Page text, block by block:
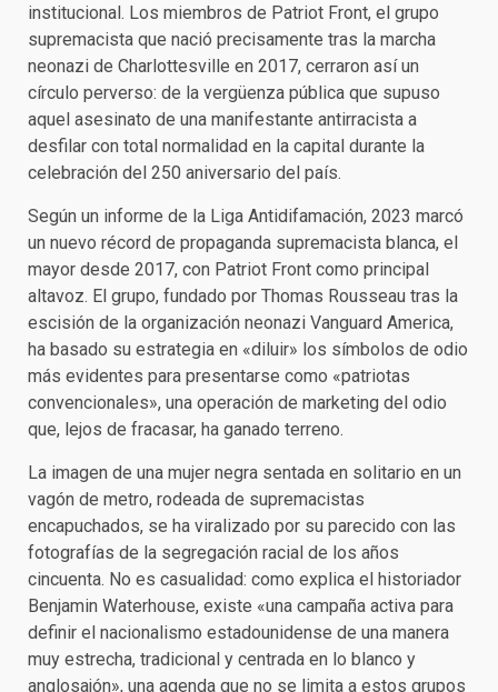
institucional. Los miembros de Patriot Front, el grupo
supremacista que nació precisamente tras la marcha
neonazi de Charlottesville en 2017, cerraron así un
círculo perverso: de la vergüenza pública que supuso
aquel asesinato de una manifestante antirracista a
desfilar con total normalidad en la capital durante la
celebración del 250 aniversario del país.
Según un informe de la Liga Antidifamación, 2023 marcó
un nuevo récord de propaganda supremacista blanca, el
mayor desde 2017, con Patriot Front como principal
altavoz. El grupo, fundado por Thomas Rousseau tras la
escisión de la organización neonazi Vanguard America,
ha basado su estrategia en «diluir» los símbolos de odio
más evidentes para presentarse como «patriotas
convencionales», una operación de marketing del odio
que, lejos de fracasar, ha ganado terreno.
La imagen de una mujer negra sentada en solitario en un
vagón de metro, rodeada de supremacistas
encapuchados, se ha viralizado por su parecido con las
fotografías de la segregación racial de los años
cincuenta. No es casualidad: como explica el historiador
Benjamin Waterhouse, existe «una campaña activa para
definir el nacionalismo estadounidense de una manera
muy estrecha, tradicional y centrada en lo blanco y
anglosajón», una agenda que no se limita a estos grupos